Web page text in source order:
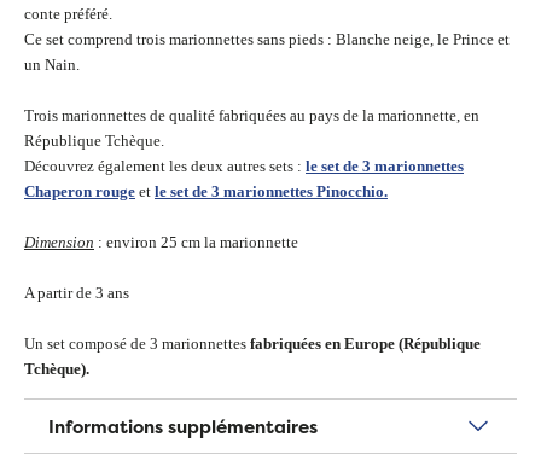
conte préféré.
Ce set comprend trois marionnettes sans pieds : Blanche neige, le Prince et
un Nain.
Trois marionnettes de qualité fabriquées au pays de la marionnette, en
République Tchèque.
Découvrez également les deux autres sets : le set de 3 marionnettes
Chaperon rouge et le set de 3 marionnettes Pinocchio.
Dimension : environ 25 cm la marionnette
A partir de 3 ans
Un set composé de 3 marionnettes fabriquées en Europe (République
Tchèque).
Informations supplémentaires